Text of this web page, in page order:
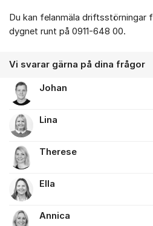
Du kan felanmäla driftsstörningar
dygnet runt på 0911-648 00.
Vi svarar gärna på dina frågor
Johan
Lina
Therese
Ella
Annica